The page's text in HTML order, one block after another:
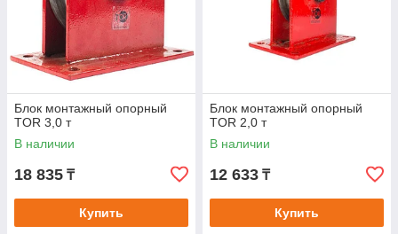
Блок монтажный опорный
TOR 3,0 т
В наличии
18 835 ₸
Купить
Блок монтажный опорный
TOR 2,0 т
В наличии
12 633 ₸
Купить